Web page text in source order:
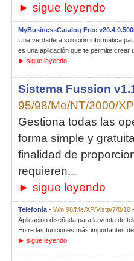
► sigue leyendo
MyBusinessCatalog Free
Una verdadera solución informática
es una aplicación que te permite crear
► sigue leyendo
Sistema Fussion
95/98/Me/NT/2000/XP
Gestiona todas las
forma simple y
finalidad de
requieren...
► sigue leyendo
Telefonía - Win 98/Me/XP/Vista/7/8/10
Aplicación diseñada para la venta de
Entre las funciones más importantes
► sigue leyendo